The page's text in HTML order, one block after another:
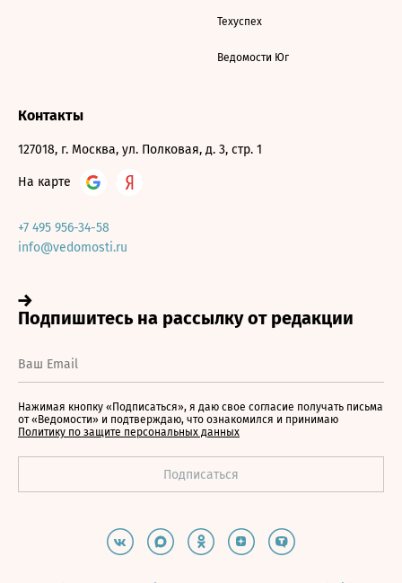
Техуспех
Ведомости Юг
Контакты
127018, г. Москва, ул. Полковая, д. 3, стр. 1
На карте
+7 495 956-34-58
info@vedomosti.ru
Нажимая кнопку «Подписаться», я даю свое согласие получать письма
от «Ведомости» и подтверждаю, что ознакомился и принимаю
Политику по защите персональных данных